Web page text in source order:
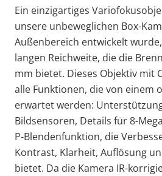
Ein einzigartiges
unsere unbeweglichen Box-
Außenbereich entwickelt
langen Reichweite, die die
mm bietet. Dieses Objektiv mit
alle Funktionen, die von einem
erwartet werden:
Bildsensoren, Details für 8-
P-Blendenfunktion, die
Kontrast, Klarheit, Auflösung
bietet. Da die Kamera IR-